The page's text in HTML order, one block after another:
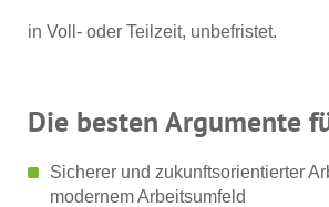
in Voll- oder Teilzeit, unbefristet.
Die besten Argumente
Sicherer und zukunftsorientierter
modernem Arbeitsumfeld